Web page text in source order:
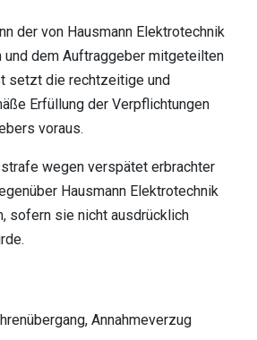
der von Hausmann Elektrotechnik
und dem Auftraggeber mitgeteilten
setzt die rechtzeitige und
Erfüllung der Verpflichtungen
voraus.
wegen verspätet erbrachter
Hausmann Elektrotechnik
sofern sie nicht ausdrücklich
Annahmeverzug